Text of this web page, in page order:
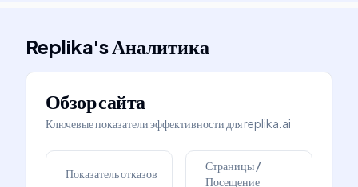
Replika'sАналитика
Обзор сайта
Ключевые показатели эффективности дляreplika.ai
Показатель отказов
Страницы /
Посещение